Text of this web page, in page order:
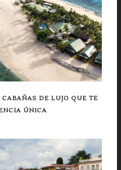
DE LUJO QUE TE
ÚNICA